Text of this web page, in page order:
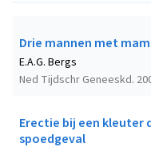
Drie mannen met
Ned Tijdschr Geneeskd.
E.A.G. Bergs
Erectie bij een
spoedgeval